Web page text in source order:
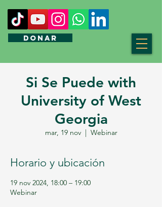
DONAR
Si Se Puede with
University of West
Georgia
mar, 19 nov
  |
Webinar
Horario y ubicación
19 nov 2024, 18:00 – 19:00
Webinar